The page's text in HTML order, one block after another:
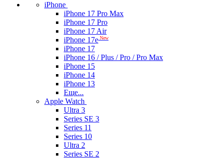
iPhone
iPhone 17 Pro Max
iPhone 17 Pro
iPhone 17 Air
iPhone 17e New
iPhone 17
iPhone 16 / Plus / Pro / Pro Max
iPhone 15
iPhone 14
iPhone 13
Еще...
Apple Watch
Ultra 3
Series SE 3
Series 11
Series 10
Ultra 2
Series SE 2